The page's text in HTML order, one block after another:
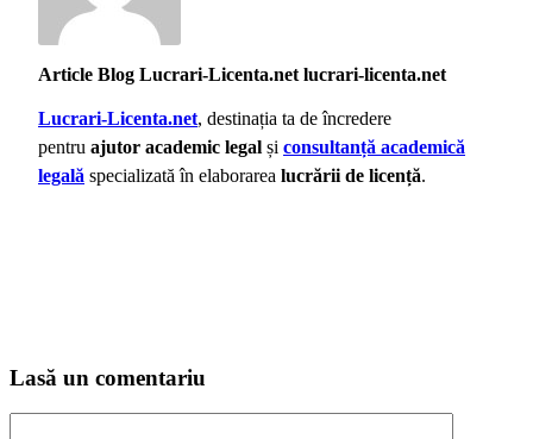
Article Blog Lucrari-Licenta.net lucrari-licenta.net
Lucrari-Licenta.net, destinația ta de încredere
pentru ajutor academic legal și consultanță academică
legală specializată în elaborarea lucrării de licență.
Lasă un comentariu